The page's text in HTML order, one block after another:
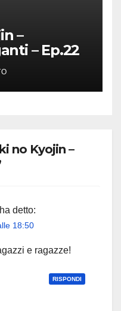
–
– Ep.22
no Kyojin –
ha detto:
18:50
e ragazze!
RISPONDI